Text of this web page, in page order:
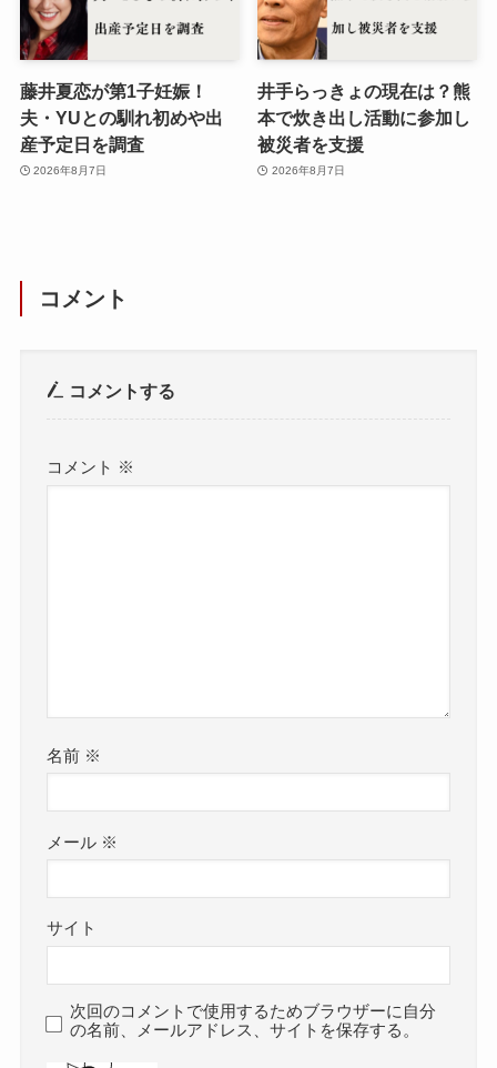
藤井夏恋が第1子妊娠！
夫・YUとの馴れ初めや出
産予定日を調査
2026年8月7日
井手らっきょの現在は？熊
本で炊き出し活動に参加し
被災者を支援
2026年8月7日
コメント
コメントする
コメント ※
名前 ※
メール ※
サイト
次回のコメントで使用するためブラウザーに自分
の名前、メールアドレス、サイトを保存する。